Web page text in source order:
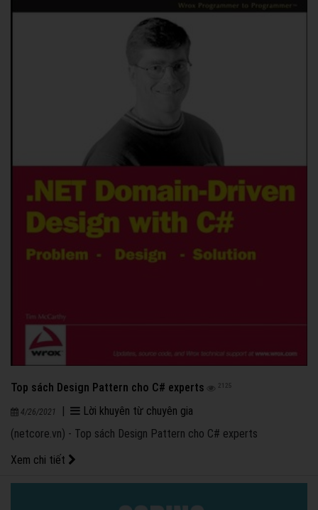
Top sách Design Pattern cho C# experts 2125
4/26/2021
Lời khuyên từ chuyên gia
(netcore.vn) - Top sách Design Pattern cho C# experts
Xem chi tiết